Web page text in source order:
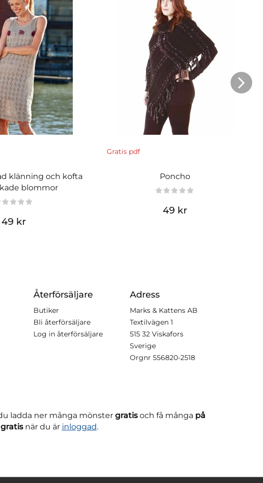
klänning och kofta
blommor
49 kr
Gratis pdf
Poncho
49 kr
Återförsäljare
Butiker
Bli återförsäljare
Log in återförsäljare
Adress
Marks & Kattens AB
Textilvägen 1
515 32 Viskafors
Sverige
Orgnr 556820-2518
ladda ner många mönster gratisoch få många på
gratisnär du är inloggad.